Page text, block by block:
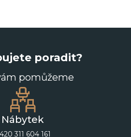
poradit?
pomůžeme
Nábytek
311 604 161